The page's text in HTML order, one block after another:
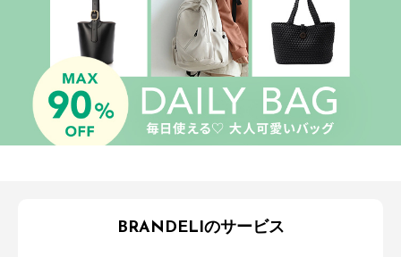
BRANDELIのサービス